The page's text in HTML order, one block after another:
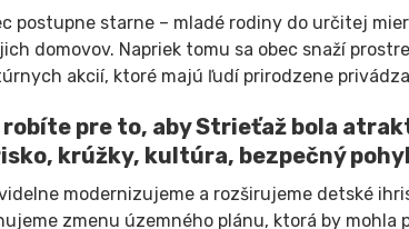
postupne starne – mladé rodiny do určitej
domovov. Napriek tomu sa obec snaží
akcií, ktoré majú ľudí prirodzene
robíte pre to, aby Strieťaž bola
krúžky, kultúra, bezpečný
modernizujeme a rozširujeme detské
zmenu územného plánu, ktorá by